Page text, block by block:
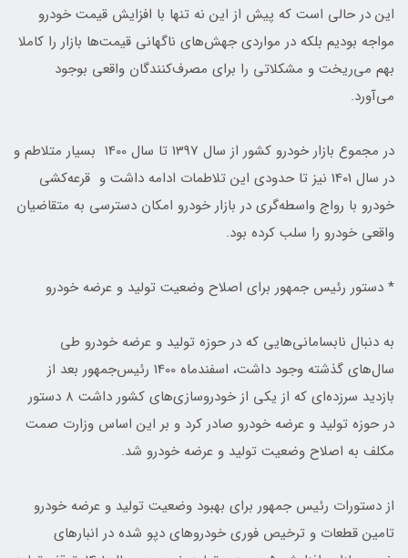
این در حالی است که پیش از این نه تنها با افزایش قیمت خودرو
مواجه بودیم بلکه در مواردی جهش‌‌های ناگهانی قیمت‌ها بازار را کاملا
بهم‌ می‌ریخت و مشکلاتی را برای مصرف‌کنندگان واقعی بوجود
می‌آورد.
در مجموع بازار خودرو کشور از سال 1397 تا سال 1400 بسیار متلاطم و
در سال 1401 نیز تا حدودی این تلاطمات ادامه داشت و قرعه‌کشی
خودرو با رواج واسطه‌گری در بازار خودرو امکان دسترسی به متقاضیان
واقعی خودرو را سلب کرده بود.
* دستور رئیس جمهور برای اصلاح وضعیت تولید و عرضه خودرو
‌به دنبال نابسامانی‌هایی که در حوزه تولید و عرضه خودرو طی
سال‌های گذشته وجود داشت، اسفندماه 1400 رئیس‌جمهور‌ بعد از
بازدید سرزده‌ای که از یکی از خودروسازی‌های کشور داشت ۸ دستور
در حوزه تولید و عرضه خودرو صادر کرد و بر این اساس وزارت صمت
مکلف به اصلاح وضعیت تولید و عرضه خودرو شد.
از دستورات رئیس جمهور برای بهبود وضعیت تولید و عرضه خودرو
تامین قطعات و ترخیص فوری خودروهای دپو شده در انبارهای